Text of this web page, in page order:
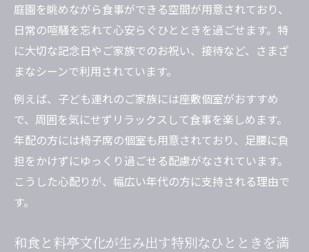
庭園を眺めながら食事ができる空間が用意されており、
日常の喧騒を忘れて心安らぐひとときを過ごせます。特
に大切な記念日やご家族でのお祝い、接待など、さまざ
まなシーンで利用されています。
例えば、子ども連れのご家族には座敷個室がおすすめ
で、周囲を気にせずリラックスして食事を楽しめます。
年配の方には椅子席の個室も用意されており、足腰に負
担をかけずにゆっくり過ごせる配慮がなされています。
こうした心配りが、幅広い年代の方に支持される理由で
す。
和食と料亭文化が生み出す特別なひとときを満